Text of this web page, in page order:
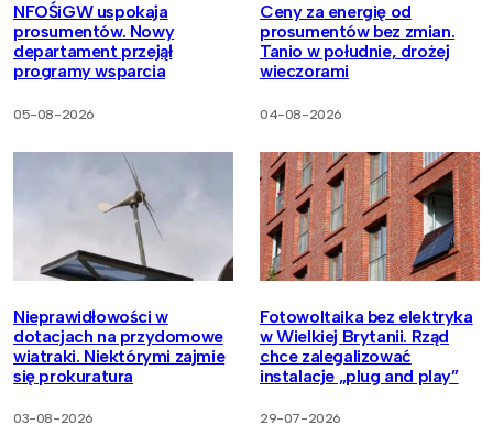
NFOŚiGW uspokaja
prosumentów. Nowy
departament przejął
programy wsparcia
05-08-2026
Ceny za energię od
prosumentów bez zmian.
Tanio w południe, drożej
wieczorami
04-08-2026
Nieprawidłowości w
dotacjach na przydomowe
wiatraki. Niektórymi zajmie
się prokuratura
03-08-2026
Fotowoltaika bez elektryka
w Wielkiej Brytanii. Rząd
chce zalegalizować
instalacje „plug and play”
29-07-2026